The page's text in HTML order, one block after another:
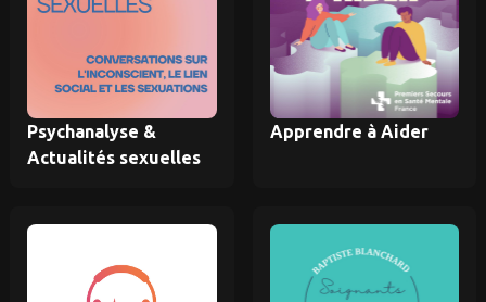
Psychanalyse &
Actualités sexuelles
Apprendre à Aider